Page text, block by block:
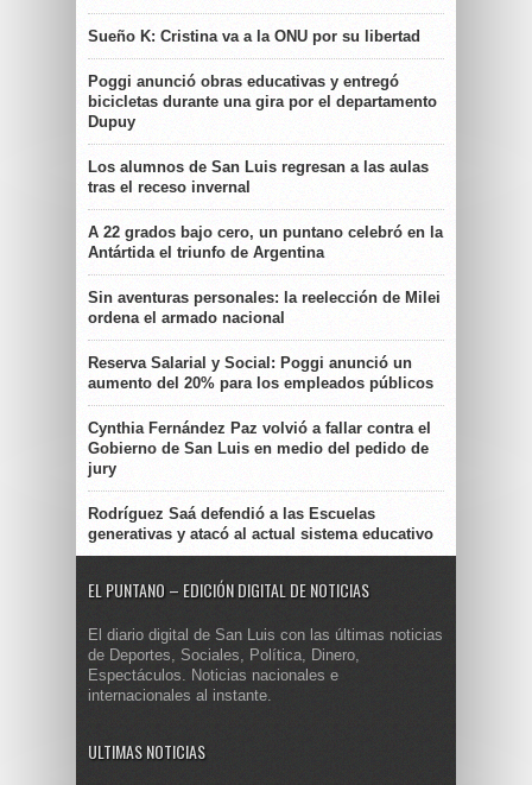
Sueño K: Cristina va a la ONU por su libertad
Poggi anunció obras educativas y entregó
bicicletas durante una gira por el departamento
Dupuy
Los alumnos de San Luis regresan a las aulas
tras el receso invernal
A 22 grados bajo cero, un puntano celebró en la
Antártida el triunfo de Argentina
Sin aventuras personales: la reelección de Milei
ordena el armado nacional
Reserva Salarial y Social: Poggi anunció un
aumento del 20% para los empleados públicos
Cynthia Fernández Paz volvió a fallar contra el
Gobierno de San Luis en medio del pedido de
jury
Rodríguez Saá defendió a las Escuelas
generativas y atacó al actual sistema educativo
EL PUNTANO – EDICIÓN DIGITAL DE NOTICIAS
El diario digital de San Luis con las últimas noticias
de Deportes, Sociales, Política, Dinero,
Espectáculos. Noticias nacionales e
internacionales al instante.
ULTIMAS NOTICIAS